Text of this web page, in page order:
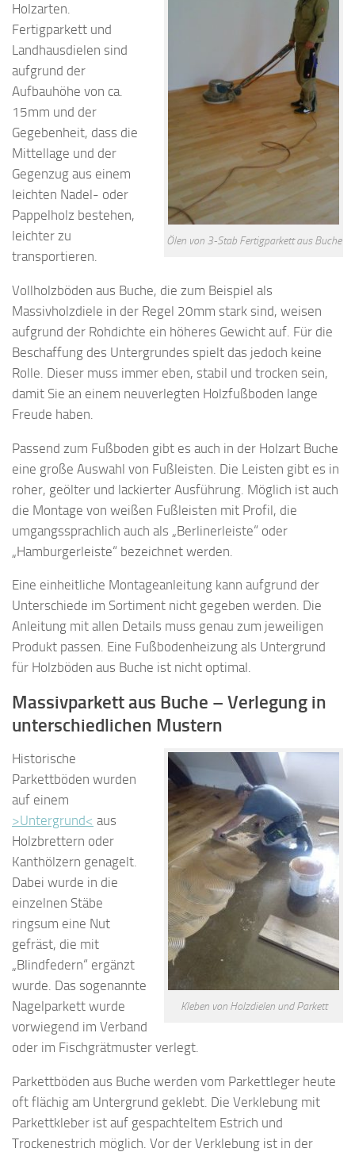
Ölen von 3-Stab Fertigparkett aus Buche
Holzarten.
Fertigparkett und
Landhausdielen sind
aufgrund der
Aufbauhöhe von ca.
15mm und der
Gegebenheit, dass die
Mittellage und der
Gegenzug aus einem
leichten Nadel- oder
Pappelholz bestehen,
leichter zu
transportieren.
Vollholzböden aus Buche, die zum Beispiel als
Massivholzdiele in der Regel 20mm stark sind, weisen
aufgrund der Rohdichte ein höheres Gewicht auf. Für die
Beschaffung des Untergrundes spielt das jedoch keine
Rolle. Dieser muss immer eben, stabil und trocken sein,
damit Sie an einem neuverlegten Holzfußboden lange
Freude haben.
Passend zum Fußboden gibt es auch in der Holzart Buche
eine große Auswahl von Fußleisten. Die Leisten gibt es in
roher, geölter und lackierter Ausführung. Möglich ist auch
die Montage von weißen Fußleisten mit Profil, die
umgangssprachlich auch als „Berlinerleiste“ oder
„Hamburgerleiste“ bezeichnet werden.
Eine einheitliche Montageanleitung kann aufgrund der
Unterschiede im Sortiment nicht gegeben werden. Die
Anleitung mit allen Details muss genau zum jeweiligen
Produkt passen. Eine Fußbodenheizung als Untergrund
für Holzböden aus Buche ist nicht optimal.
Massivparkett aus Buche – Verlegung in
unterschiedlichen Mustern
Kleben von Holzdielen und Parkett
Historische
Parkettböden wurden
auf einem
>Untergrund< aus
Holzbrettern oder
Kanthölzern genagelt.
Dabei wurde in die
einzelnen Stäbe
ringsum eine Nut
gefräst, die mit
„Blindfedern“ ergänzt
wurde. Das sogenannte
Nagelparkett wurde
vorwiegend im Verband
oder im Fischgrätmuster verlegt.
Parkettböden aus Buche werden vom Parkettleger heute
oft flächig am Untergrund geklebt. Die Verklebung mit
Parkettkleber ist auf gespachteltem Estrich und
Trockenestrich möglich. Vor der Verklebung ist in der